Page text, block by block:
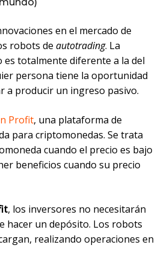
en el mercado de
robots de autotrading. La
es totalmente diferente a la del
persona tiene la oportunidad
a producir un ingreso pasivo.
Profit, una plataforma de
para criptomonedas. Se trata
cuando el precio es bajo
beneficios cuando su precio
, los inversores no necesitarán
hacer un depósito. Los robots
realizando operaciones en